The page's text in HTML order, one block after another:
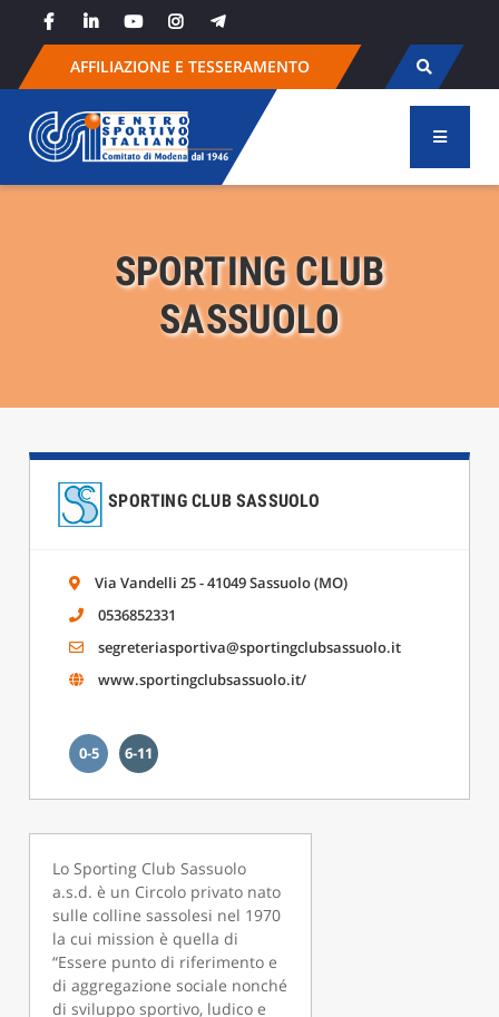
content
AFFILIAZIONE E TESSERAMENTO
SPORTING CLUB
SASSUOLO
SPORTING CLUB SASSUOLO
Via Vandelli 25 - 41049 Sassuolo (MO)
0536852331
segreteriasportiva@sportingclubsassuolo.it
www.sportingclubsassuolo.it/
0-5 6-11
Lo Sporting Club Sassuolo
a.s.d. è un Circolo privato nato
sulle colline sassolesi nel 1970
la cui mission è quella di
“Essere punto di riferimento e
di aggregazione sociale nonché
di sviluppo sportivo, ludico e